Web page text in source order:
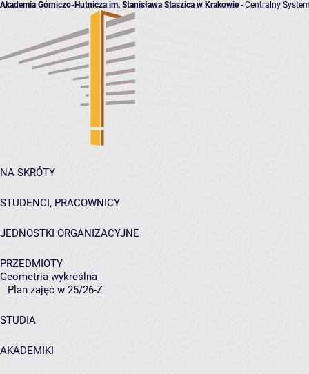
Akademia Górniczo-Hutnicza im. Stanisława Staszica w Krakowie- Centralny
NA SKRÓTY
STUDENCI, PRACOWNICY
JEDNOSTKI ORGANIZACYJNE
PRZEDMIOTY
Geometria wykreślna
Plan zajęć w 25/26-Z
STUDIA
AKADEMIKI